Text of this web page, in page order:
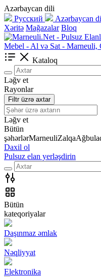
Azərbaycan dili
Русский
Azərbaycan
Xəritə Mağazalar Bloq
Kataloq
Ləğv et
Rayonlar
Filtr üzrə axtar
Ləğv et
Bütün
şəhərlərMarneuliZalqa
Daxil ol
Pulsuz elan yerləşdirin
Bütün
kateqoriyalar
Daşınmaz əmlak
Nəqliyyat
Elektronika